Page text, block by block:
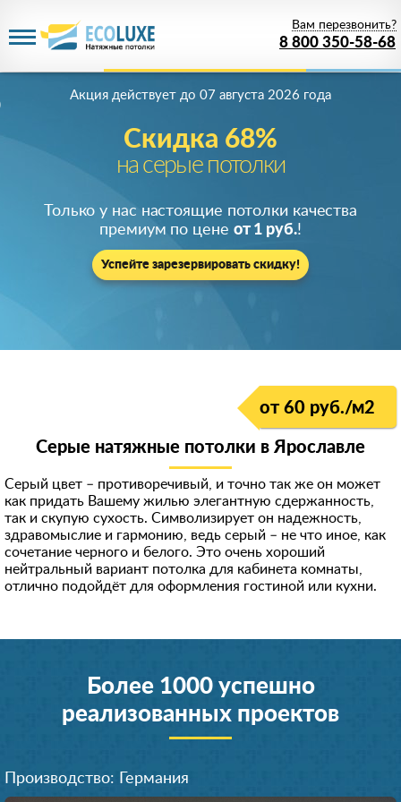
8 800 350-58-68
Вам перезвонить?
Скидка 68%
на серые потолки
Акция действует до 07 августа 2026 года
Только у нас настоящие потолки качества
премиум по цене от 1 руб.!
Успейте зарезервировать скидку!
от 60 руб./м2
Серые натяжные потолки в Ярославле
Серый цвет – противоречивый, и точно так же он может
как придать Вашему жилью элегантную сдержанность,
так и скупую сухость. Символизирует он надежность,
здравомыслие и гармонию, ведь серый – не что иное, как
сочетание черного и белого. Это очень хороший
нейтральный вариант потолка для кабинета комнаты,
отлично подойдёт для оформления гостиной или кухни.
Более 1000 успешно
реализованных проектов
Производство: Германия